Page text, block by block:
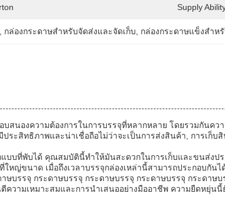
Supply
กล่องกระดาษสำหรับจัดส่งและจัดเก็บ กล่องกระดาษแข็งสำห
บสนองความต้องการในการบรรจุที่หลากหลาย โดยรวมกัน
ระสิทธิภาพและน่าเชื่อถือไม่ว่าจะเป็นการส่งสินค้า, การเก็
บบที่พับได้ คุณสมบัตินี้ทําให้มันสะดวกในการเก็บและขนส่ง
หญ่ขนาด เมื่อถึงเวลาบรรจุกล่องเหล่านี้สามารถประกอบกั
าษบรรจุ กระดาษบรรจุ กระดาษบรรจุ กระดาษบรรจุ กระด
ความเหมาะสมและการนําเสนออย่างมืออาชีพ ความยืดหยุ่